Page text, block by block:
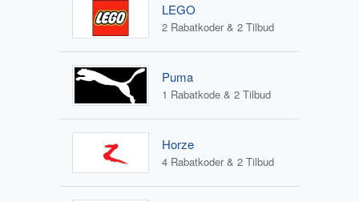
LEGO
2 Rabatkoder & 2 Tilbud
Puma
1 Rabatkode & 2 Tilbud
Horze
4 Rabatkoder & 2 Tilbud